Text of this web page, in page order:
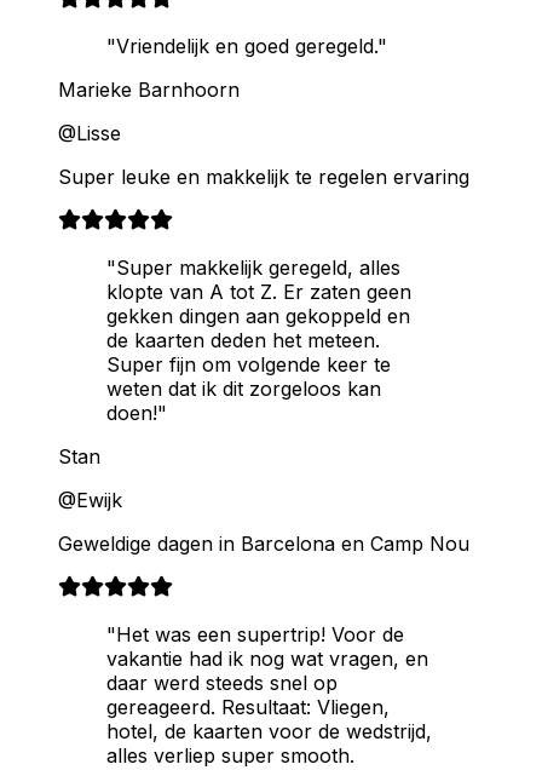
"Vriendelijk en goed geregeld."
Marieke Barnhoorn
@Lisse
Super leuke en makkelijk te regelen ervaring
"Super makkelijk geregeld, alles
klopte van A tot Z. Er zaten geen
gekken dingen aan gekoppeld en
de kaarten deden het meteen.
Super fijn om volgende keer te
weten dat ik dit zorgeloos kan
doen!"
Stan
@Ewijk
Geweldige dagen in Barcelona en Camp Nou
"Het was een supertrip! Voor de
vakantie had ik nog wat vragen, en
daar werd steeds snel op
gereageerd. Resultaat: Vliegen,
hotel, de kaarten voor de wedstrijd,
alles verliep super smooth.